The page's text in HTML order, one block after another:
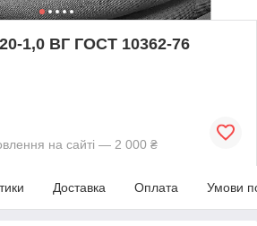
1,0 ВГ ГОСТ 10362-76
на сайті — 2 000 ₴
Доставка Оплата Умови